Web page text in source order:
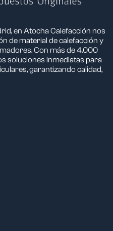
en Atocha Calefacción nos
de material de calefacción y
Con más de 4.000
soluciones inmediatas para
garantizando calidad,